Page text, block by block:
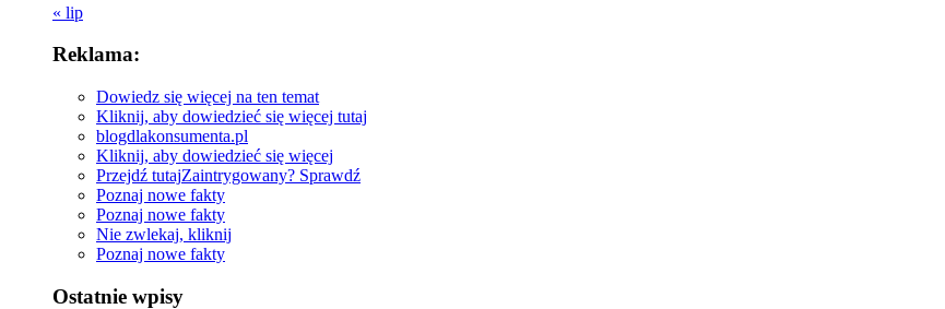
« lip
Reklama:
Dowiedz się więcej na ten temat
Kliknij, aby dowiedzieć się więcej tutaj
blogdlakonsumenta.pl
Kliknij, aby dowiedzieć się więcej
Przejdź tutajZaintrygowany? Sprawdź
Poznaj nowe fakty
Poznaj nowe fakty
Nie zwlekaj, kliknij
Poznaj nowe fakty
Ostatnie wpisy